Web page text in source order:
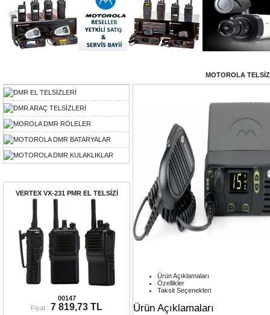
DMR EL TELSİZLERİ
DMR ARAÇ TELSİZLERİ
MOROLA DMR RÖLELER
MOTOROLA DMR BATARYALAR
MOTOROLA DMR KULAKLIKLAR
VERTEX VX-231 PMR EL TELSİZİ
00147
Fiyat : 7 819,73 TL
MOTOROLA
Ürün Açıklamaları
Özellikler
Taksit Seçenekleri
Ürün Açıklamaları